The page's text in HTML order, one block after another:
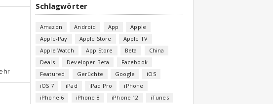
Schlagwörter
Amazon Android App
Apple
Apple-Pay
Apple Store
Apple TV
Apple Watch
App Store Beta
China
Deals
Developer Beta
Facebook
Featured
Gerüchte Google
iOS
iOS 7
iPad iPad Pro
iPhone
iPhone 6
iPhone 8 iPhone 12
iTunes